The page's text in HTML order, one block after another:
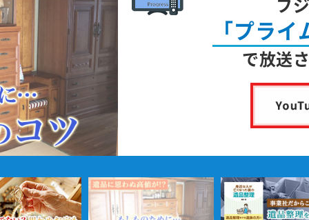
「プラ
で放送